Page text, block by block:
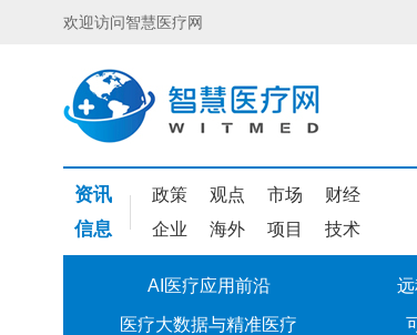
欢迎访问智慧医疗网
资讯 政策 观点 市场 财经
信息 企业 海外 项目 技术
AI医疗应用前沿
医疗大数据与精准医疗